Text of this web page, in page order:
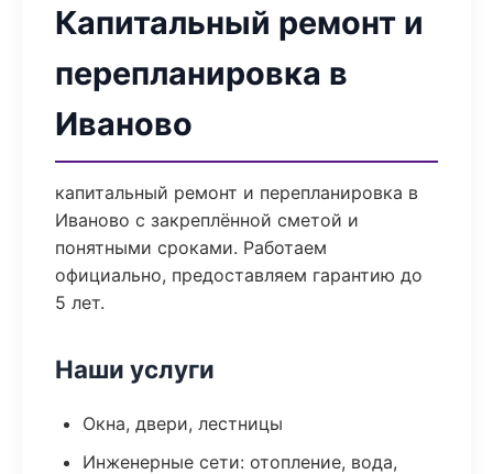
Капитальный ремонт и
перепланировка в
Иваново
капитальный ремонт и перепланировка в
Иваново с закреплённой сметой и
понятными сроками. Работаем
официально, предоставляем гарантию до
5 лет.
Наши услуги
Окна, двери, лестницы
Инженерные сети: отопление, вода,